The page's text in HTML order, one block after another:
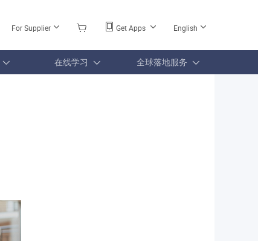
For Supplier Get Apps English
在线学习 全球落地服务